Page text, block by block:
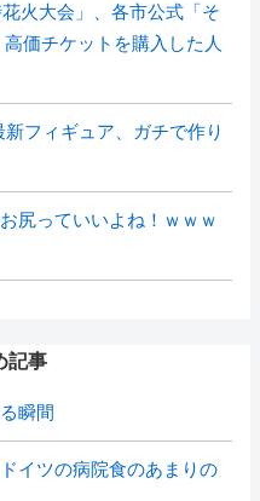
火大会」、各市公式「そ
価チケットを購入した人
新フィギュア、ガチで作り
尻っていいよね！ｗｗｗ
記事
瞬間
イツの病院食のあまりの